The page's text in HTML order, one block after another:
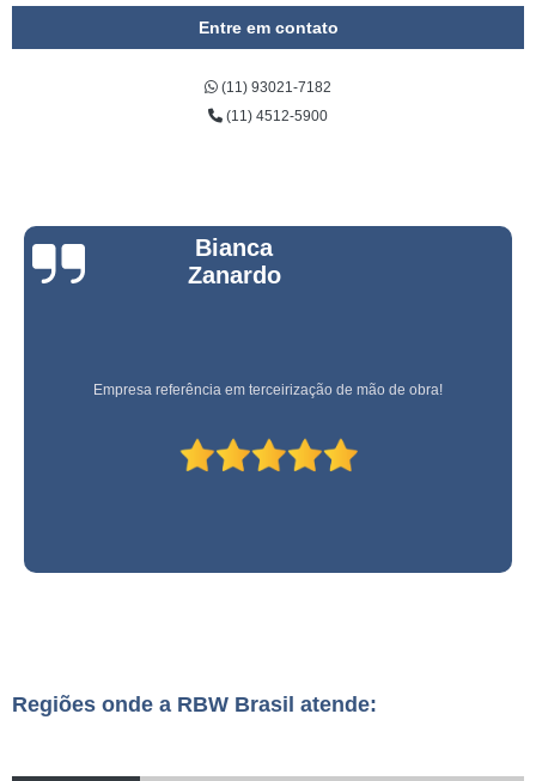
Entre em contato
(11) 93021-7182
(11) 4512-5900
Bianca
Zanardo
Empresa referência em terceirização de mão de obra!
Regiões onde a RBW Brasil atende: